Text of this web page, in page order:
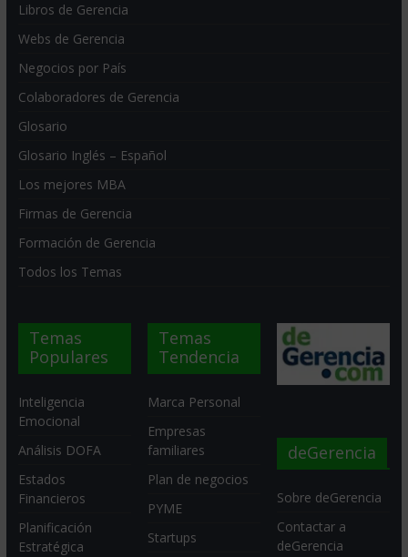
Libros de Gerencia
Webs de Gerencia
Negocios por País
Colaboradores de Gerencia
Glosario
Glosario Inglés – Español
Los mejores MBA
Firmas de Gerencia
Formación de Gerencia
Todos los Temas
Temas
Populares
Inteligencia
Emocional
Análisis DOFA
Estados
Financieros
Planificación
Estratégica
Temas
Tendencia
Marca Personal
Empresas
familiares
Plan de negocios
PYME
Startups
deGerencia
Sobre deGerencia
Contactar a
deGerencia